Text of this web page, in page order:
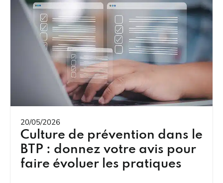
20/05/2026
Culture de prévention dans le
BTP : donnez votre avis pour
faire évoluer les pratiques